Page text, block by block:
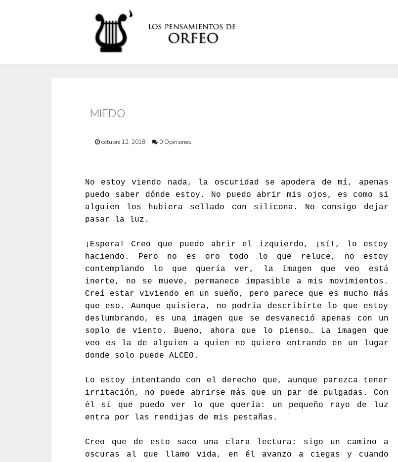
MIEDO
octubre 12, 2018 0 Opiniones
No estoy viendo nada, la oscuridad se apodera de mí, apenas
puedo saber dónde estoy. No puedo abrir mis ojos, es como si
alguien los hubiera sellado con silicona. No consigo dejar
pasar la luz.
¡Espera! Creo que puedo abrir el izquierdo, ¡sí!, lo estoy
haciendo. Pero no es oro todo lo que reluce, no estoy
contemplando lo que quería ver, la imagen que veo está
inerte, no se mueve, permanece impasible a mis movimientos.
Creí estar viviendo en un sueño, pero parece que es mucho más
que eso. Aunque quisiera, no podría describirte lo que estoy
deslumbrando, es una imagen que se desvaneció apenas con un
soplo de viento. Bueno, ahora que lo pienso… La imagen que
veo es la de alguien a quien no quiero entrando en un lugar
donde solo puede ALCEO.
Lo estoy intentando con el derecho que, aunque parezca tener
irritación, no puede abrirse más que un par de pulgadas. Con
él sí que puedo ver lo que quería: un pequeño rayo de luz
entra por las rendijas de mis pestañas.
Creo que de esto saco una clara lectura: sigo un camino a
oscuras al que llamo vida, en él avanzo a ciegas y cuando